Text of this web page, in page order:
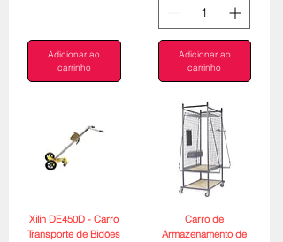
Adicionar ao
carrinho
Adicionar ao
carrinho
Xilin DE450D - Carro
Transporte de Bidões
Carro de
Armazenamento de